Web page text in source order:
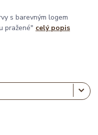
s barevným logem
pražené" celý popis